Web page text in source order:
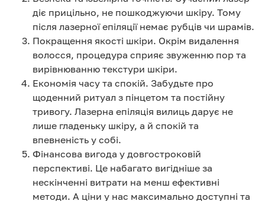
діє прицільно, не пошкоджуючи шкіру. Тому
після лазерної епіляції немає рубців чи шрамів.
Покращення якості шкіри. Окрім видалення
волосся, процедура сприяє звуженню пор та
вирівнюванню текстури шкіри.
Економія часу та спокій. Забудьте про
щоденний ритуал з пінцетом та постійну
тривогу. Лазерна епіляція вилиць дарує не
лише гладеньку шкіру, а й спокій та
впевненість у собі.
Фінансова вигода у довгостроковій
перспективі. Це набагато вигідніше за
нескінченні витрати на менш ефективні
методи. А ціни у нас максимально доступні та